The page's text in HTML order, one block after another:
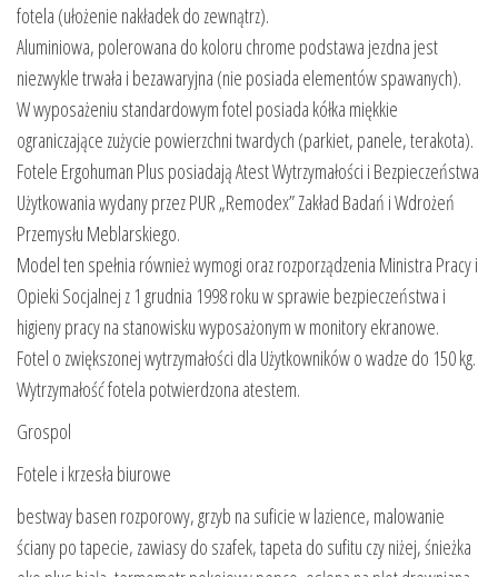
fotela (ułożenie nakładek do zewnątrz).
Aluminiowa, polerowana do koloru chrome podstawa jezdna jest
niezwykle trwała i bezawaryjna (nie posiada elementów spawanych).
W wyposażeniu standardowym fotel posiada kółka miękkie
ograniczające zużycie powierzchni twardych (parkiet, panele, terakota).
Fotele Ergohuman Plus posiadają Atest Wytrzymałości i Bezpieczeństwa
Użytkowania wydany przez PUR „Remodex” Zakład Badań i Wdrożeń
Przemysłu Meblarskiego.
Model ten spełnia również wymogi oraz rozporządzenia Ministra Pracy i
Opieki Socjalnej z 1 grudnia 1998 roku w sprawie bezpieczeństwa i
higieny pracy na stanowisku wyposażonym w monitory ekranowe.
Fotel o zwiększonej wytrzymałości dla Użytkowników o wadze do 150 kg.
Wytrzymałość fotela potwierdzona atestem.
Grospol
Fotele i krzesła biurowe
bestway basen rozporowy, grzyb na suficie w lazience, malowanie
ściany po tapecie, zawiasy do szafek, tapeta do sufitu czy niżej, śnieżka